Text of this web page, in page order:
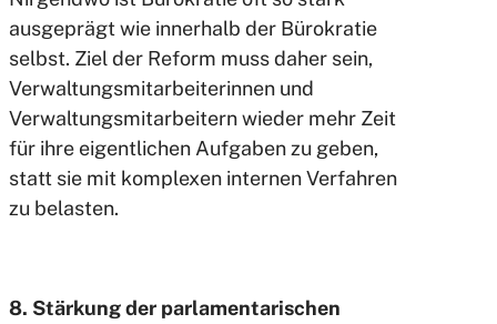
ausgeprägt wie innerhalb der Bürokratie
selbst. Ziel der Reform muss daher sein,
Verwaltungsmitarbeiterinnen und
Verwaltungsmitarbeitern wieder mehr Zeit
für ihre eigentlichen Aufgaben zu geben,
statt sie mit komplexen internen Verfahren
zu belasten.
8. Stärkung der parlamentarischen